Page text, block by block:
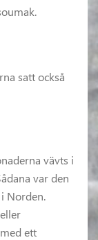
satt också
vävts i
var den
Norden.
ett